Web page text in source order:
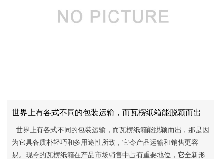
世界上有各式不同的包装运输，而瓦楞纸箱能脱颖而出
世界上有各式不同的包装运输，而瓦楞纸箱能脱颖而出，那是因
为它具备质朴轻巧和多用途性所致，它令产品运输和销售更容
易。现今的瓦楞纸箱在产品市场销售中占有重要地位，它全新形